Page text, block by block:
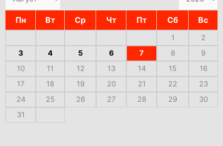
Пн Вт Ср Чт Пт Сб Вс
1
2
3
4 5 6 7 8
9
10
11 12 13 14 15
16
17
18 19 20 21 22
23
24
25 26 27 28 29
30
31